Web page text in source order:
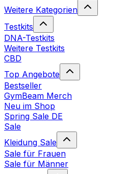
Weitere Kategorien
Testkits
DNA-Testkits
Weitere Testkits
CBD
Top Angebote
Bestseller
GymBeam Merch
Neu im Shop
Spring Sale DE
Sale
Kleidung Sale
Sale für Frauen
Sale für Männer